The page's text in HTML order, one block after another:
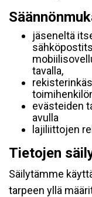
jäseneltä
tavalla,
evästeiden
avulla
lajiliittojen
Tietojen
Säilytämme
tarpeen yllä